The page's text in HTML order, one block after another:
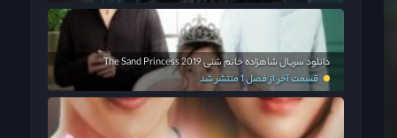
دانلود سریال شاهزاده خانم شنی The Sand Princess 2019
قسمت آخر از فصل 1 منتشر شد